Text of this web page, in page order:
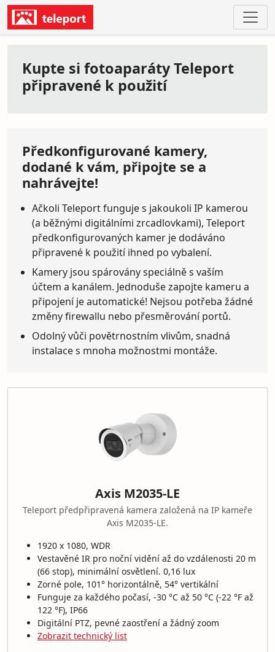
Kupte si fotoaparáty Teleport
připravené k použití
Předkonfigurované kamery,
dodané k vám, připojte se a
nahrávejte!
Ačkoli Teleport funguje s jakoukoli IP kamerou
(a běžnými digitálními zrcadlovkami), Teleport
předkonfigurovaných kamer je dodáváno
připravené k použití ihned po vybalení.
Kamery jsou spárovány speciálně s vaším
účtem a kanálem. Jednoduše zapojte kameru a
připojení je automatické! Nejsou potřeba žádné
změny firewallu nebo přesměrování portů.
Odolný vůči povětrnostním vlivům, snadná
instalace s mnoha možnostmi montáže.
Axis M2035-LE
Teleport předpřipravená kamera založená na IP kameře
Axis M2035-LE.
1920 x 1080, WDR
Vestavěné IR pro noční vidění až do vzdálenosti 20 m
(66 stop), minimální osvětlení. 0,16 lux
Zorné pole, 101° horizontálně, 54° vertikální
Funguje za každého počasí, -30 °C až 50 °C (-22 °F až
122 °F), IP66
Digitální PTZ, pevné zaostření a žádný zoom
Zobrazit technický list